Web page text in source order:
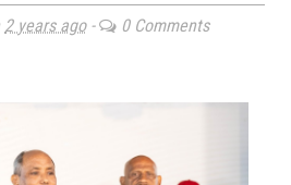
2 years ago- 0 Comments